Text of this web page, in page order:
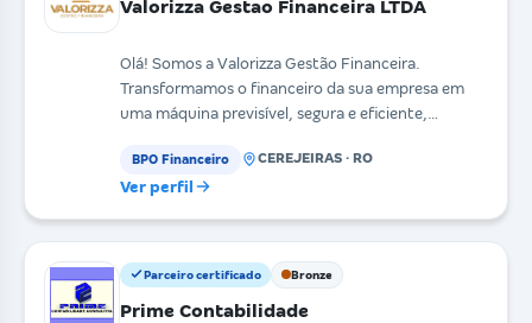
Valorizza Gestao Financeira LTDA
Olá! Somos a Valorizza Gestão Financeira.
Transformamos o financeiro da sua empresa em
uma máquina previsível, segura e eficiente,
BPO Financeiro CEREJEIRAS · RO
Ver perfil
Parceiro certificado Bronze
Prime Contabilidade